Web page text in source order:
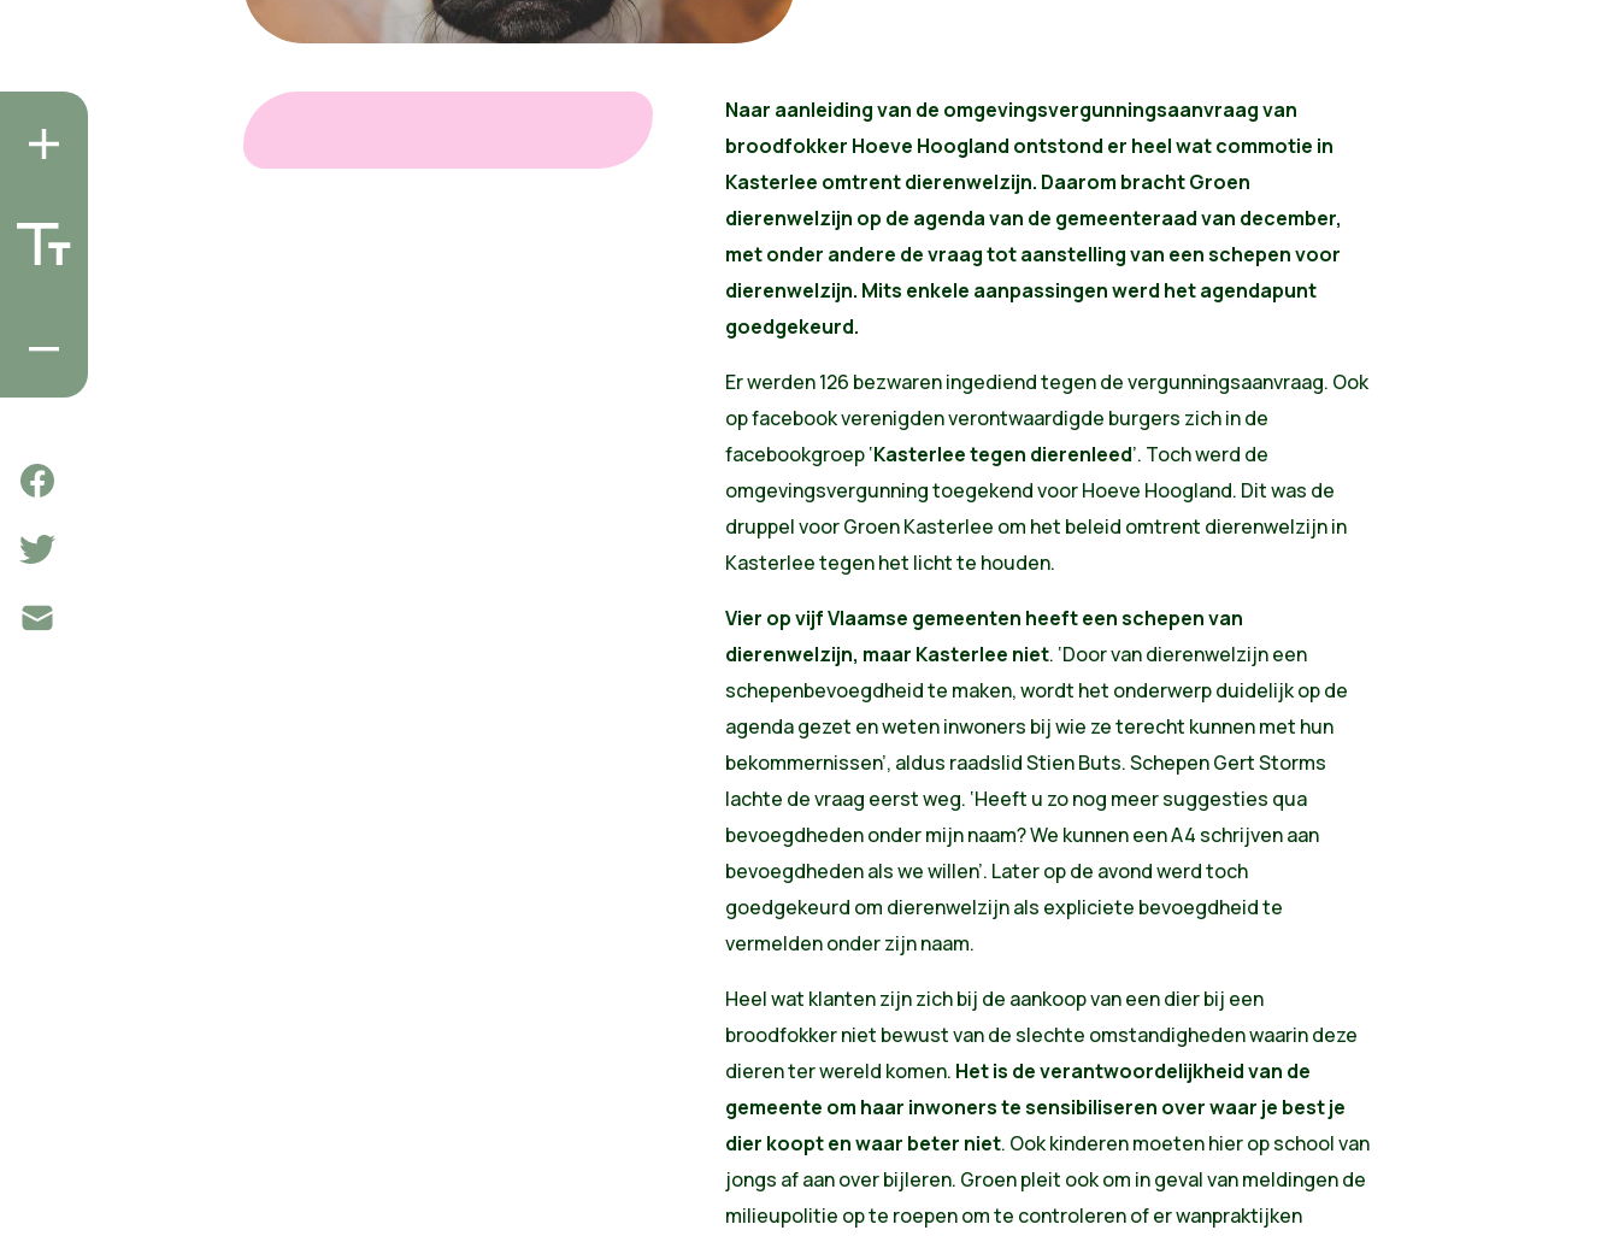
Naar aanleiding van de omgevingsvergunningsaanvraag van
broodfokker Hoeve Hoogland ontstond er heel wat commotie in
Kasterlee omtrent dierenwelzijn. Daarom bracht Groen
dierenwelzijn op de agenda van de gemeenteraad van december,
met onder andere de vraag tot aanstelling van een schepen voor
dierenwelzijn. Mits enkele aanpassingen werd het agendapunt
goedgekeurd.
Er werden 126 bezwaren ingediend tegen de vergunningsaanvraag. Ook
op facebook verenigden verontwaardigde burgers zich in de
facebookgroep ‘Kasterlee tegen dierenleed’. Toch werd de
omgevingsvergunning toegekend voor Hoeve Hoogland. Dit was de
druppel voor Groen Kasterlee om het beleid omtrent dierenwelzijn in
Kasterlee tegen het licht te houden.
Vier op vijf Vlaamse gemeenten heeft een schepen van
dierenwelzijn, maar Kasterlee niet. ‘Door van dierenwelzijn een
schepenbevoegdheid te maken, wordt het onderwerp duidelijk op de
agenda gezet en weten inwoners bij wie ze terecht kunnen met hun
bekommernissen’, aldus raadslid Stien Buts. Schepen Gert Storms
lachte de vraag eerst weg. ‘Heeft u zo nog meer suggesties qua
bevoegdheden onder mijn naam? We kunnen een A4 schrijven aan
bevoegdheden als we willen’. Later op de avond werd toch
goedgekeurd om dierenwelzijn als expliciete bevoegdheid te
vermelden onder zijn naam.
Heel wat klanten zijn zich bij de aankoop van een dier bij een
broodfokker niet bewust van de slechte omstandigheden waarin deze
dieren ter wereld komen. Het is de verantwoordelijkheid van de
gemeente om haar inwoners te sensibiliseren over waar je best je
dier koopt en waar beter niet. Ook kinderen moeten hier op school van
jongs af aan over bijleren. Groen pleit ook om in geval van meldingen de
milieupolitie op te roepen om te controleren of er wanpraktijken